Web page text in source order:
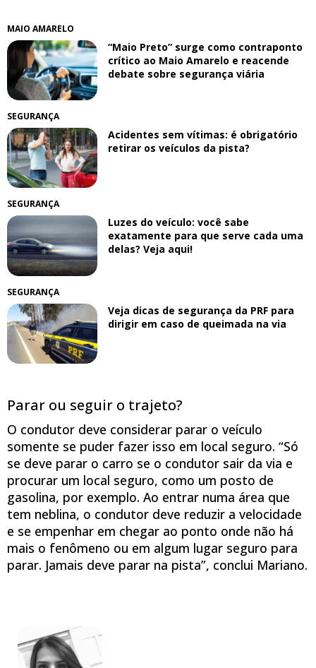
MAIO AMARELO
“Maio Preto” surge como contraponto
crítico ao Maio Amarelo e reacende
debate sobre segurança viária
SEGURANÇA
Acidentes sem vítimas: é obrigatório
retirar os veículos da pista?
SEGURANÇA
Luzes do veículo: você sabe
exatamente para que serve cada uma
delas? Veja aqui!
SEGURANÇA
Veja dicas de segurança da PRF para
dirigir em caso de queimada na via
Parar ou seguir o trajeto?
O condutor deve considerar parar o veículo
somente se puder fazer isso em local seguro. “Só
se deve parar o carro se o condutor sair da via e
procurar um local seguro, como um posto de
gasolina, por exemplo. Ao entrar numa área que
tem neblina, o condutor deve reduzir a velocidade
e se empenhar em chegar ao ponto onde não há
mais o fenômeno ou em algum lugar seguro para
parar. Jamais deve parar na pista”, conclui Mariano.